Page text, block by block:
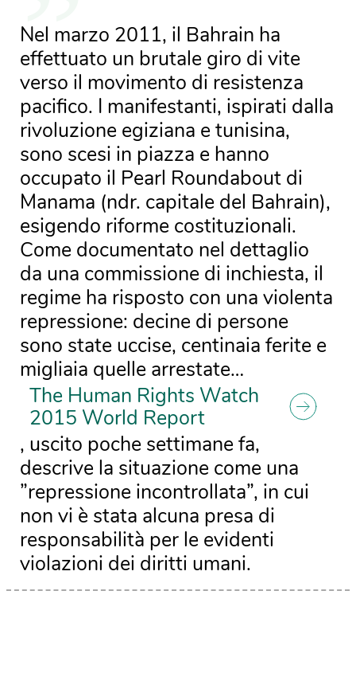
Nel marzo 2011, il Bahrain ha
effettuato un brutale giro di vite
verso il movimento di resistenza
pacifico. I manifestanti, ispirati dalla
rivoluzione egiziana e tunisina,
sono scesi in piazza e hanno
occupato il Pearl Roundabout di
Manama (ndr. capitale del Bahrain),
esigendo riforme costituzionali.
Come documentato nel dettaglio
da una commissione di inchiesta, il
regime ha risposto con una violenta
repressione: decine di persone
sono state uccise, centinaia ferite e
migliaia quelle arrestate…
The Human Rights Watch
2015 World Report
, uscito poche settimane fa,
descrive la situazione come una
”repressione incontrollata”, in cui
non vi è stata alcuna presa di
responsabilità per le evidenti
violazioni dei diritti umani.